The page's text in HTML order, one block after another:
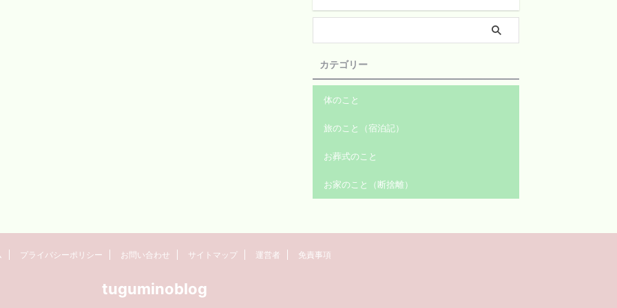
カテゴリー
体のこと
旅のこと（宿泊記）
お葬式のこと
お家のこと（断捨離）
プライバシーポリシー お問い合わせ サイトマップ 運営者 免責事項
tuguminoblog